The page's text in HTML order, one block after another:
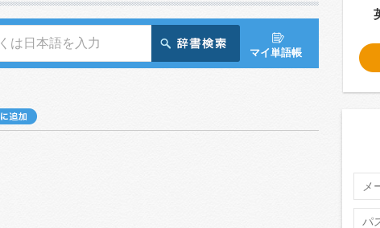
マイ単語帳